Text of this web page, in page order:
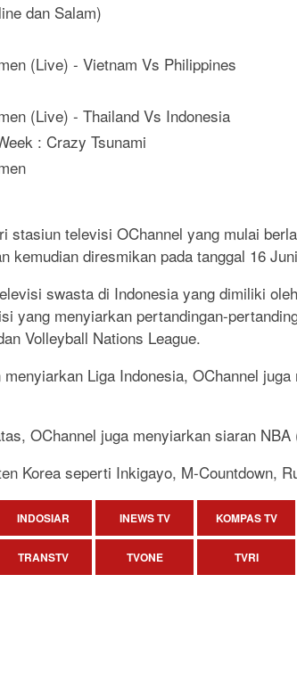
dan Salam)
(Live) - Vietnam Vs Philippines
(Live) - Thailand Vs Indonesia
: Crazy Tsunami
stasiun televisi OChannel yang mulai
kemudian diresmikan pada tanggal 16
swasta di Indonesia yang dimiliki
yang menyiarkan pertandingan-
Volleyball Nations League.
Liga Indonesia, OChannel
OChannel juga menyiarkan siaran
Korea seperti Inkigayo, M-Countdown,
INDOSIAR INEWS TV KOMPAS TV
TRANSTV TVONE TVRI